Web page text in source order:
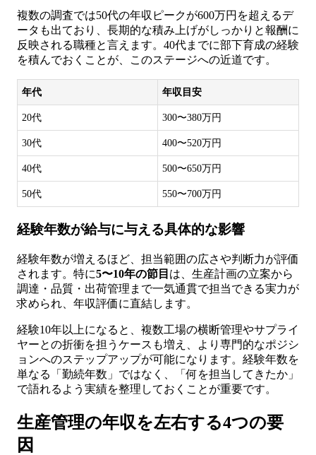
複数の調査では50代の年収ピークが600万円を超えるデ
ータも出ており、長期的な積み上げがしっかりと報酬に
反映される職種と言えます。40代までに部下育成の経験
を積んでおくことが、このステージへの近道です。
年代 年収目安
20代 300〜380万円
30代 400〜520万円
40代 500〜650万円
50代 550〜700万円
経験年数が給与に与える具体的な影響
経験年数が増えるほど、担当範囲の広さや判断力が評価
されます。特に5〜10年の節目 は、生産計画の立案から
調達・品質・出荷管理まで一気通貫で担当できる実力が
求められ、年収評価に直結します。
経験10年以上になると、複数工場の横断管理やサプライ
ヤーとの折衝を担うケースも増え、より専門的なポジシ
ョンへのステップアップが可能になります。経験年数を
単なる「勤続年数」ではなく、「何を担当してきたか」
で語れるよう実績を整理しておくことが重要です。
生産管理の年収を左右する4つの要
因